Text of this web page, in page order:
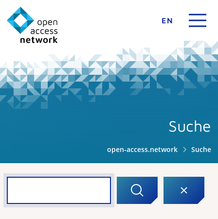
EN
Suche
open-access.network Suche